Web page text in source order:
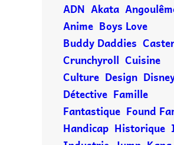
ADN Akata
Anime Boys Love
Buddy Daddies
Crunchyroll Cuisine
Culture Design
Détective Famille
Fantastique Found
Handicap Historique